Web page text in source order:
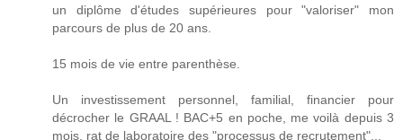
un diplôme d'études supérieures pour "valoriser" mon
parcours de plus de 20 ans.
15 mois de vie entre parenthèse.
Un investissement personnel, familial, financier pour
décrocher le GRAAL ! BAC+5 en poche, me voilà depuis 3
mois, rat de laboratoire des "processus de recrutement"...